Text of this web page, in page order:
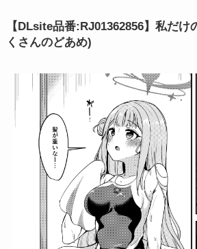
【DLsite品番:RJ01362856】私だ
くさんのどあめ)